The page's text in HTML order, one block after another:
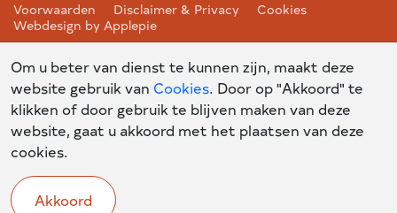
Voorwaarden Disclaimer & Privacy
Cookies
Webdesign by Applepie
Om u beter van dienst te kunnen zijn, maakt deze
website gebruik van Cookies. Door op "Akkoord" te
klikken of door gebruik te blijven maken van deze
website, gaat u akkoord met het plaatsen van deze
cookies.
Akkoord